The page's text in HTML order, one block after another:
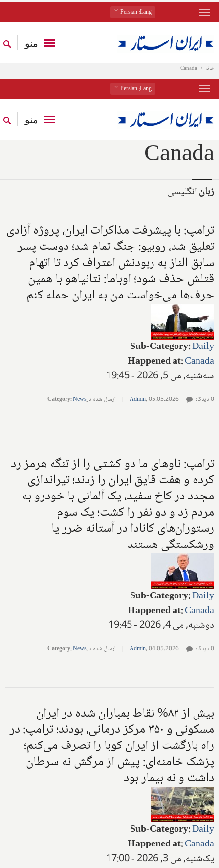
Lang
: Persian
منو
خانه Canada
Lang
: Persian
منو
Canada
زبانانگلیسی
ترامپ: با پیشرفت مذاکرات ایران، پروژه آزادی
تعلیق شد، روبیو: جنگ تمام شد؛ دوست پسر
سابق الناز به ربودنش اعتراف کرد تا اتهام
قتلش حذف شود؛ اوباما: نتانیاهو با همین
حرف‌ها می‌خواست من به ایران حمله کنم
Sub-Category:Daily
Happened at:Canada
سه‌شنبه, می 5, 2026 - 19:45
Admin,05.05.2026
| ارسال شده در Category:News 0 دیدگاه
ترامپ: ناوهای ما دو کشتی را از تنگه هرمز رد
کرده و هفت قایق ایران را زدند؛ تیراندازی
مجدد در کاخ سفید، یک آلمانی با خودرو به
مردم زد و دو نفر را کشت؛ یک سوم
رستوران‌های کانادا در آستانه ضرر یا
ورشکستگی هستند
Sub-Category:Daily
Happened at:Canada
دوشنبه, می 4, 2026 - 19:45
Admin,04.05.2026
| ارسال شده در Category:News 0 دیدگاه
بیش از ۸۲% نقاط بمباران شده در ایران
مسکونی و ۳۵۰ مرکز درمانی، بودند؛ ترامپ: در
راه بازگشت از ایران کوبا را تصرف می‌کنم؛
پزشک خامنه‌ای: پیش از مرگش نه سرطان
داشت و نه بیمار بود
Sub-Category:Daily
Happened at:Canada
یک‌شنبه, می 3, 2026 - 17:00